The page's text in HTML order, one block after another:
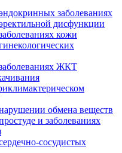
заболеваниях
дисфункции
кожи
ЖКТ
обмена веществ
и заболеваниях
сосудистых